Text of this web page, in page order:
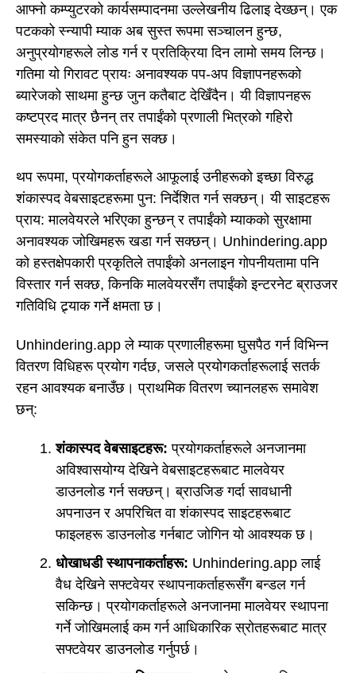
आफ्नो कम्प्युटरको कार्यसम्पादनमा उल्लेखनीय ढिलाइ देख्छन्। एक
पटकको स्न्यापी म्याक अब सुस्त रूपमा सञ्चालन हुन्छ,
अनुप्रयोगहरूले लोड गर्न र प्रतिक्रिया दिन लामो समय लिन्छ।
गतिमा यो गिरावट प्रायः अनावश्यक पप-अप विज्ञापनहरूको
ब्यारेजको साथमा हुन्छ जुन कतैबाट देखिँदैन। यी विज्ञापनहरू
कष्टप्रद मात्र छैनन् तर तपाईंको प्रणाली भित्रको गहिरो
समस्याको संकेत पनि हुन सक्छ।
थप रूपमा, प्रयोगकर्ताहरूले आफूलाई उनीहरूको इच्छा विरुद्ध
शंकास्पद वेबसाइटहरूमा पुन: निर्देशित गर्न सक्छन्। यी साइटहरू
प्राय: मालवेयरले भरिएका हुन्छन् र तपाईंको म्याकको सुरक्षामा
अनावश्यक जोखिमहरू खडा गर्न सक्छन्। Unhindering.app
को हस्तक्षेपकारी प्रकृतिले तपाईंको अनलाइन गोपनीयतामा पनि
विस्तार गर्न सक्छ, किनकि मालवेयरसँग तपाईंको इन्टरनेट ब्राउजर
गतिविधि ट्र्याक गर्ने क्षमता छ।
Unhindering.app ले म्याक प्रणालीहरूमा घुसपैठ गर्न विभिन्न
वितरण विधिहरू प्रयोग गर्दछ, जसले प्रयोगकर्ताहरूलाई सतर्क
रहन आवश्यक बनाउँछ। प्राथमिक वितरण च्यानलहरू समावेश
छन्:
शंकास्पद वेबसाइटहरू: प्रयोगकर्ताहरूले अनजानमा
अविश्वासयोग्य देखिने वेबसाइटहरूबाट मालवेयर
डाउनलोड गर्न सक्छन्। ब्राउजिङ गर्दा सावधानी
अपनाउन र अपरिचित वा शंकास्पद साइटहरूबाट
फाइलहरू डाउनलोड गर्नबाट जोगिन यो आवश्यक छ।
धोखाधडी स्थापनाकर्ताहरू: Unhindering.app लाई
वैध देखिने सफ्टवेयर स्थापनाकर्ताहरूसँग बन्डल गर्न
सकिन्छ। प्रयोगकर्ताहरूले अनजानमा मालवेयर स्थापना
गर्ने जोखिमलाई कम गर्न आधिकारिक स्रोतहरूबाट मात्र
सफ्टवेयर डाउनलोड गर्नुपर्छ।